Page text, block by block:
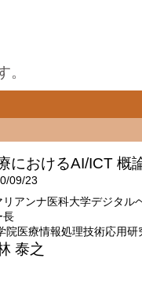
。
におけるAI/ICT 概
09/23
リアンナ医科大学デジタル
長
院医療情報処理技術応用研
泰之